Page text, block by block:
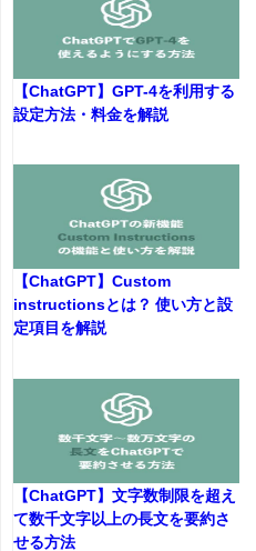
【ChatGPT】GPT-4を利用する
設定方法・料金を解説
【ChatGPT】Custom
instructionsとは？ 使い方と設
定項目を解説
【ChatGPT】文字数制限を超え
て数千文字以上の長文を要約さ
せる方法